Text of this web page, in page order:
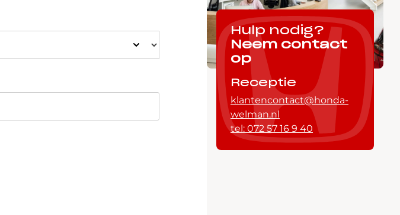
Hulp nodig?
Neem contact
op
Receptie
klantencontact@honda-
welman.nl
tel: 072 57 16 9 40